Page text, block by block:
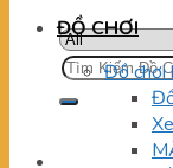
Tìm
kiếm:
ĐỒ CHƠI
Đồ chơi